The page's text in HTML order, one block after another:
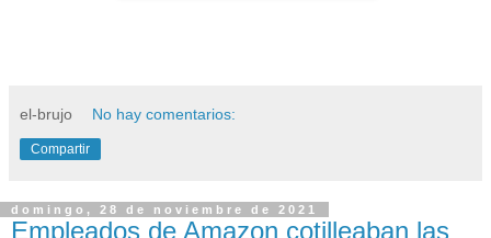
el-brujo No hay comentarios:
Compartir
domingo, 28 de noviembre de 2021
Empleados de Amazon cotilleaban las